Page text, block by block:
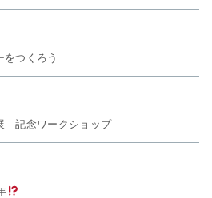
をつくろう
記念ワークショップ